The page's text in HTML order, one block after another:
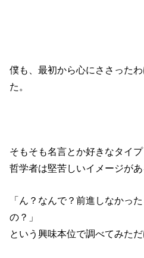
僕も、最初から心にささった
た。
そもそも名言とか好きなタイプ
哲学者は堅苦しいイメージがあ
「ん？なんで？前進しなかっ
の？」
という興味本位で調べてみただ